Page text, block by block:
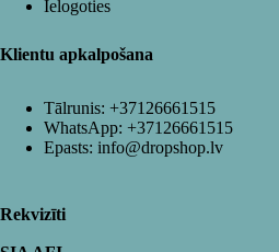
Ielogoties
Klientu apkalpošana
Tālrunis: +37126661515
WhatsApp: +37126661515
Epasts: info@dropshop.lv
Rekvizīti